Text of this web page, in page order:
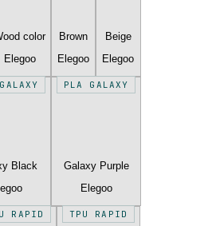
color
Elegoo
Brown
Elegoo
Beige
Elegoo
Black
PLA GALAXY
Galaxy Purple
Elegoo
RAPID TPU RAPID